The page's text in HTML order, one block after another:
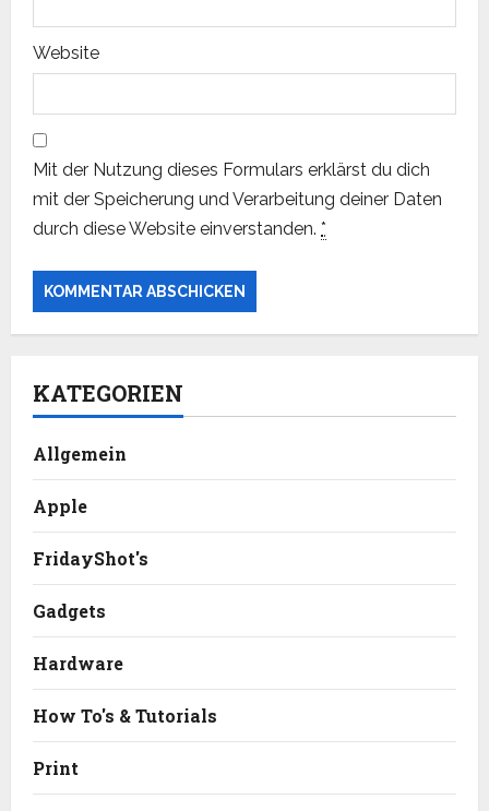
Website
Mit der Nutzung dieses Formulars erklärst du dich
mit der Speicherung und Verarbeitung deiner Daten
durch diese Website einverstanden. *
KATEGORIEN
Allgemein
Apple
FridayShot's
Gadgets
Hardware
How To's & Tutorials
Print